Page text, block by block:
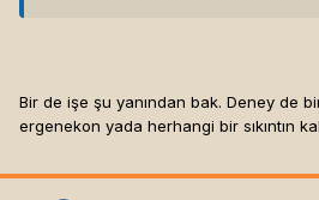
Bir de işe şu yanından bak. Deney de
ergenekon yada herhangi bir sıkıntın